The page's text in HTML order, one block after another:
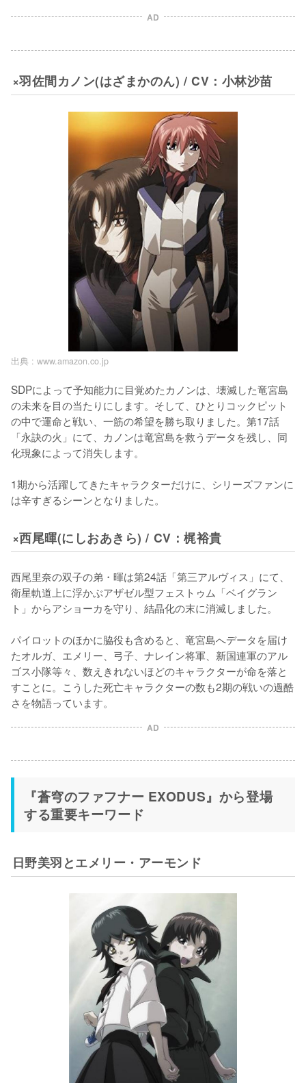
AD
×羽佐間カノン(はざまかのん) / CV：小林沙苗
出典 : www.amazon.co.jp
SDPによって予知能力に目覚めたカノンは、壊滅した竜宮島
の未来を目の当たりにします。そして、ひとりコックピット
の中で運命と戦い、一筋の希望を勝ち取りました。第17話
「永訣の火」にて、カノンは竜宮島を救うデータを残し、同
化現象によって消失します。
1期から活躍してきたキャラクターだけに、シリーズファンに
は辛すぎるシーンとなりました。
×西尾暉(にしおあきら) / CV：梶裕貴
西尾里奈の双子の弟・暉は第24話「第三アルヴィス」にて、
衛星軌道上に浮かぶアザゼル型フェストゥム「ベイグラン
ト」からアショーカを守り、結晶化の末に消滅しました。
パイロットのほかに脇役も含めると、竜宮島へデータを届け
たオルガ、エメリー、弓子、ナレイン将軍、新国連軍のアル
ゴス小隊等々、数えきれないほどのキャラクターが命を落と
すことに。こうした死亡キャラクターの数も2期の戦いの過酷
さを物語っています。
AD
『蒼穹のファフナー EXODUS』から登場
する重要キーワード
日野美羽とエメリー・アーモンド